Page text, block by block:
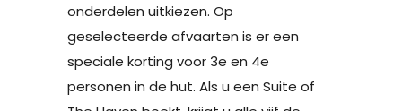
onderdelen uitkiezen. Op
geselecteerde afvaarten is er een
speciale korting voor 3e en 4e
personen in de hut. Als u een Suite of